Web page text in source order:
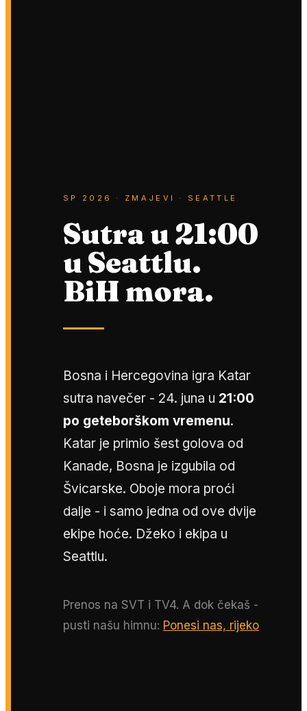
SP 2026 · ZMAJEVI · SEATTLE
Sutra u 21:00
u Seattlu.
BiH mora.
Bosna i Hercegovina igra Katar
sutra navečer - 24. juna u 21:00
po geteborškom vremenu.
Katar je primio šest golova od
Kanade, Bosna je izgubila od
Švicarske. Oboje mora proći
dalje - i samo jedna od ove dvije
ekipe hoće. Džeko i ekipa u
Seattlu.
Prenos na SVT i TV4. A dok čekaš -
pusti našu himnu: Ponesi nas, rijeko